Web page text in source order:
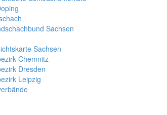
Sachsen
Sachsen
Chemnitz
Dresden
Leipzig